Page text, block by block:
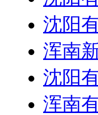
沈阳
浑南
沈阳
浑南